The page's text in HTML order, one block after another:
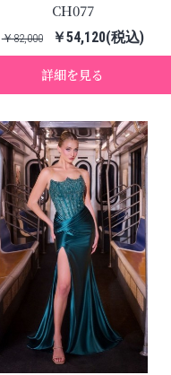
CH077
￥82,000 ￥54,120(税込)
詳細を見る